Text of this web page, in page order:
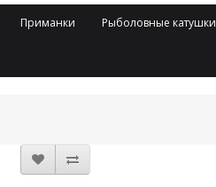
Приманки Рыболовные катушки